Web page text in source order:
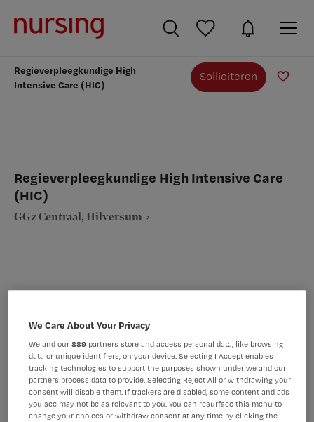
Regieverpleegkundige High
Intensive Care (HIC)
Solliciteren
Regieverpleegkundige High Intensive Care
(HIC)
GGz Centraal, Hilversum
Verpleegkunde
BRANCHE
Zelfstandige kliniek
AANSTELLING
Vaste aanstelling
PLAATSINGSDATUM
19 juli 2025
NIVEAU
HBO
We Care About Your Privacy
We and our889 partners store and access personal data, like browsing
data or unique identifiers, on your device. Selecting I Accept enables
tracking technologies to support the purposes shown under we and our
partners process data to provide. Selecting Reject All or withdrawing your
consent will disable them. If trackers are disabled, some content and ads
you see may not be as relevant to you. You can resurface this menu to
change your choices or withdraw consent at any time by clicking the